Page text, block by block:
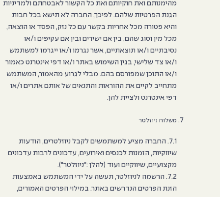
מהימנותם ואת חוקיותם ואת כל הקשור לאבטחתם ולמדיניות
הגנת הפרטיות שלהם. לפיכך, החברה לא תישא בכל חבות
והיא פטורה מכל אחריות בקשר עם כל נזק, הפסד או הוצאה,
מכל מין וסוג שהם, בין אם ישירים ובין אם עקיפים ו/או
נסיבתיים ו/או תוצאתיים, אשר נגרמו ו/או ייגרמו למשתמש
ו/או צד שלישי, בגין השימוש באתר ו/או דפי אינטרנט כאמור
ו/או התוכן שמפורסם בהם. מבלי לגרוע מהאמור, המשתמש
מתחייב לקיים את ההוראות והתנאים של אותם אתרים ו/או
דפי אינטרנט ולציית להן.
משלוח ניוזלטר
7.1. החברה מציע למשתמשים לקבל ניוזלטרים, הודעות
שיווקיות, הזמנות לכנסים ואירועים, עדכונים לרבות עדכונים
מקצועיים, שיווקיים ועוד (להלן :"ניוזלטר").
7.2. הרשמה לניוזלטר, תעשה על ידי המשתמש באמצעות
הזנת הפרטים הנדרשים באתר. במילוי הפרטים האמורים,